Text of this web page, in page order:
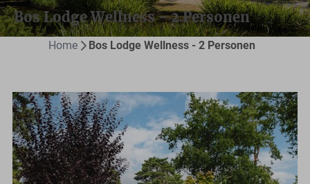
Bos Lodge Wellness - 2 Personen
Home Bos Lodge Wellness - 2 Personen